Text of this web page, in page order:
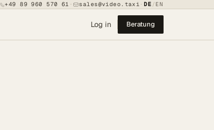
+49 89 960 570 61 · sales@video.taxi · DE / EN
Log in Beratung